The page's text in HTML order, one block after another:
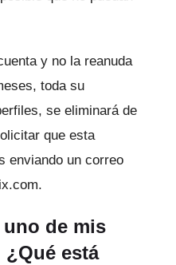
y no la reanuda
toda su
se eliminará de
que esta
enviando un correo
.
uno de mis
¿Qué está